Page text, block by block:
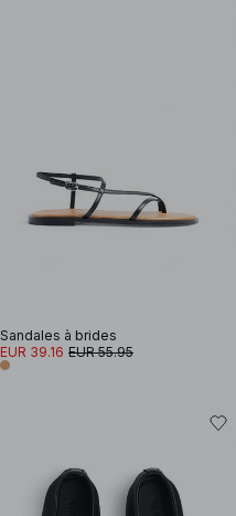
Sandales à brides
EUR 39.16 EUR 55.95